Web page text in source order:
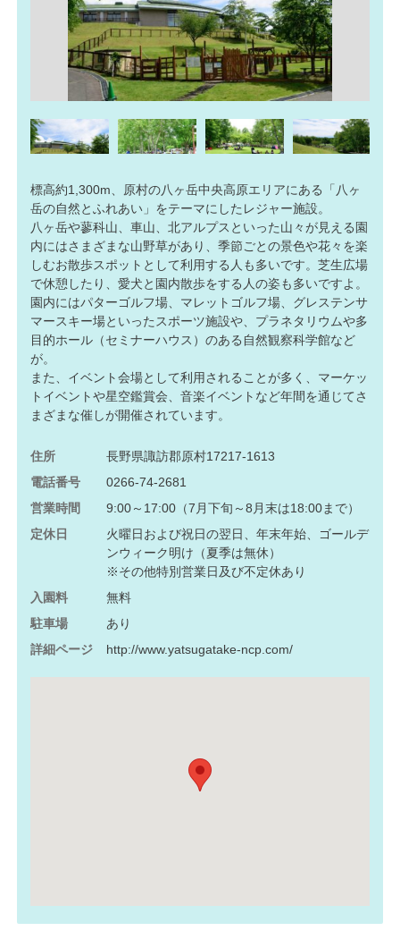
標高約1,300m、原村の八ヶ岳中央高原エリアにある「八ヶ
岳の自然とふれあい」をテーマにしたレジャー施設。
八ヶ岳や蓼科山、車山、北アルプスといった山々が見える園
内にはさまざまな山野草があり、季節ごとの景色や花々を楽
しむお散歩スポットとして利用する人も多いです。芝生広場
で休憩したり、愛犬と園内散歩をする人の姿も多いですよ。
園内にはパターゴルフ場、マレットゴルフ場、グレステンサ
マースキー場といったスポーツ施設や、プラネタリウムや多
目的ホール（セミナーハウス）のある自然観察科学館など
が。
また、イベント会場として利用されることが多く、マーケッ
トイベントや星空鑑賞会、音楽イベントなど年間を通じてさ
まざまな催しが開催されています。
住所
長野県諏訪郡原村17217-1613
電話番号
0266-74-2681
営業時間
9:00～17:00（7月下旬～8月末は18:00まで）
定休日
火曜日および祝日の翌日、年末年始、ゴールデ
ンウィーク明け（夏季は無休）
※その他特別営業日及び不定休あり
入園料
無料
駐車場
あり
詳細ページ
http://www.yatsugatake-ncp.com/